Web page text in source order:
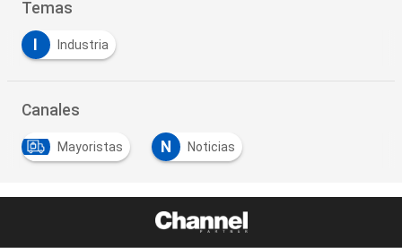
Temas
Industria
Canales
Mayoristas N Noticias